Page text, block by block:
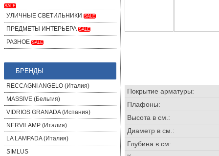
SALE
УЛИЧНЫЕ СВЕТИЛЬНИКИ SALE
ПРЕДМЕТЫ ИНТЕРЬЕРА SALE
РАЗНОЕ SALE
БРЕНДЫ
RECCAGNI ANGELO (Италия)
MASSIVE (Бельгия)
VIDRIOS GRANADA (Испания)
NERVILAMP (Италия)
LA LAMPADA (Италия)
SIMLUS
Покрытие арматуры:
Плафоны:
Высота в см.:
Диаметр в см.:
Глубина в см: